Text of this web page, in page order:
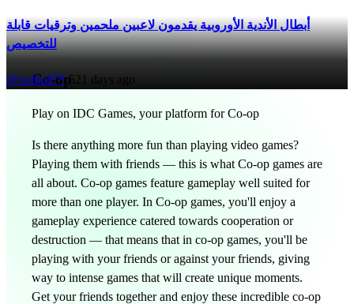
أبطال الأندية الأوروبية يقدمون لاعبين ملحمين وترقيات قابلة
للتخصيص
eFootball™ 521 days ago
Co-op
Play on IDC Games, your platform for Co-op
Is there anything more fun than playing video games?
Playing them with friends — this is what Co-op games are
all about. Co-op games feature gameplay well suited for
more than one player. In Co-op games, you'll enjoy a
gameplay experience catered towards cooperation or
destruction — that means that in co-op games, you'll be
playing with your friends or against your friends, giving
way to intense games that will create unique moments.
Get your friends together and enjoy these incredible co-op